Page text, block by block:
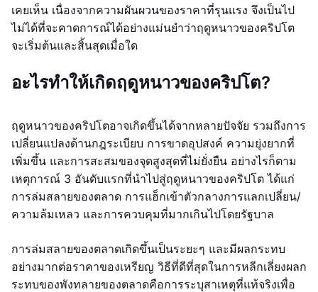
เคยเห็น เนื่องจากความผันผวนของราคาที่รุนแรง จึงเป็นไป
ไม่ได้ที่จะคาดการณ์ได้อย่างแม่นยำว่าฤดูหนาวของคริปโต
จะเริ่มต้นและสิ้นสุดเมื่อใด
อะไรทำให้เกิดฤดูหนาวของคริปโต?
ฤดูหนาวของคริปโตอาจเกิดขึ้นได้จากหลายปัจจัย รวมถึงการ
เปลี่ยนแปลงด้านกฎระเบียบ การขาดอุปสงค์ ความยุ่งยากที่
เพิ่มขึ้น และการสะสมของจุดสูงสุดที่ไม่ยั่งยืน อย่างไรก็ตาม
เหตุการณ์ 3 อันดับแรกที่นำไปสู่ฤดูหนาวของคริปโต ได้แก่
การล่มสลายของตลาด การแฮ็กเข้าตัวกลางการแลกเปลี่ยน/
ความล้มเหลว และการควบคุมที่มากเกินไปโดยรัฐบาล
การล่มสลายของตลาดเกิดขึ้นเป็นระยะๆ และมีผลกระทบ
อย่างมากต่อราคาของเหรียญ วิธีที่ดีที่สุดในการหลีกเลี่ยงผลก
ระทบของพังทลายของตลาดคือการระบุสาเหตุที่แท้จริงเพื่อ